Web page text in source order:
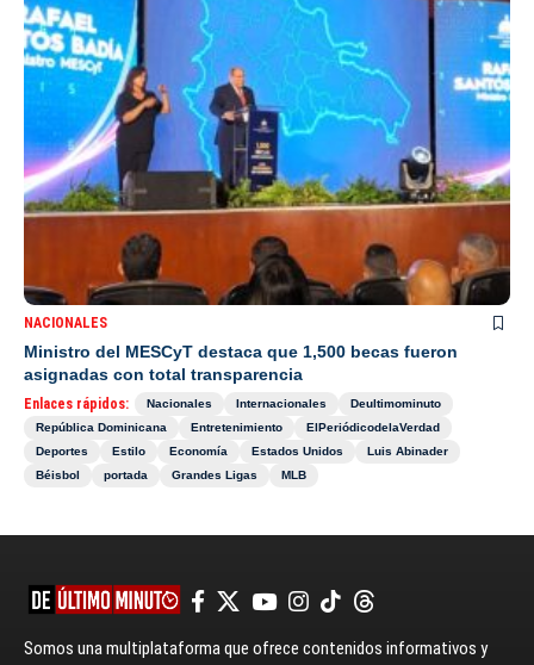
NACIONALES
Ministro del MESCyT destaca que 1,500 becas fueron
asignadas con total transparencia
Enlaces rápidos: Nacionales Internacionales
Deultimominuto
República Dominicana
Entretenimiento
ElPeriódicodelaVerdad
Deportes
Estilo Economía Estados Unidos
Luis Abinader
Béisbol
portada Grandes Ligas MLB
Somos una multiplataforma que ofrece contenidos informativos y